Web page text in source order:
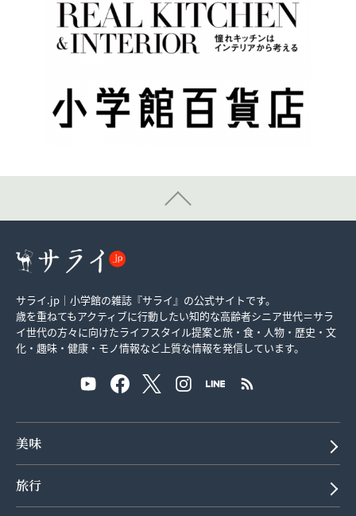
サライ.jp｜小学館の雑誌『サライ』の公式サイトです。
歳を重ねてもアクティブに行動したい知的な高齢者シニア世代＝サラ
イ世代の方々に向けたライフスタイル提案と旅・食・人物・歴史・文
化・趣味・健康・モノ情報など上質な情報を発信しています。
美味
旅行